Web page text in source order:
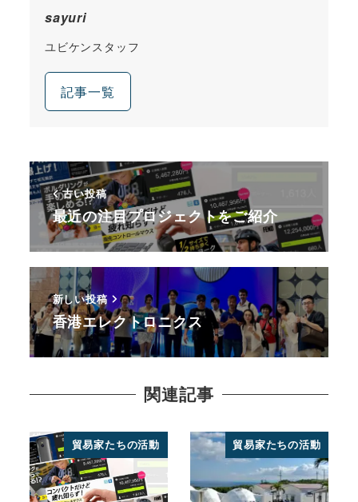
sayuri
ユビケンスタッフ
記事一覧
古い投稿
最近の注目プロジェクトをご紹介
新しい投稿
香港エレクトロニクス
関連記事
貿易家たちの活動 貿易家たちの活動